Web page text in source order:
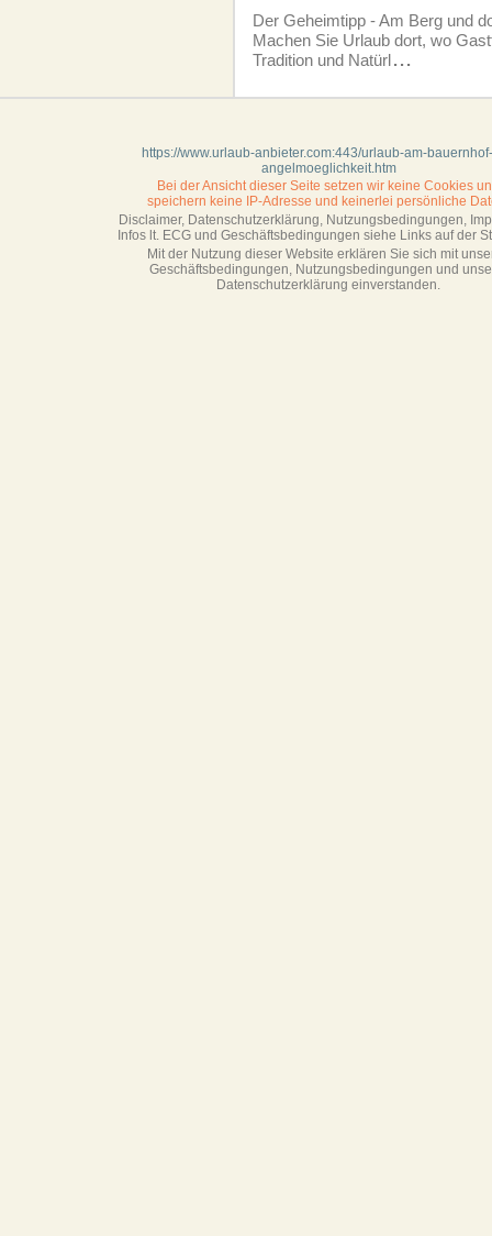
Der Geheimtipp - Am Berg und
Machen Sie Urlaub dort, wo
Tradition und Natürl...
https://www.urlaub-anbieter.com:443/urlaub-am-
angelmoeglichkeit.htm
Bei der Ansicht dieser Seite setzen wir keine Cookies
speichern keine IP-Adresse und keinerlei persönliche
Disclaimer, Datenschutzerklärung, Nutzungsbedingungen,
Infos lt. ECG und Geschäftsbedingungen siehe Links auf der
Mit der Nutzung dieser Website erklären Sie sich mit
Geschäftsbedin­gungen, Nutzungsbedingungen und
Datenschutzerklärung einverstanden.